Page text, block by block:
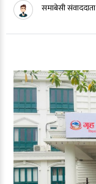
समाबेसी संवाददाता